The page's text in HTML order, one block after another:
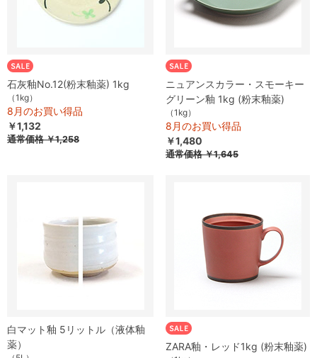
石灰釉No.12(粉末釉薬) 1kg
（1kg）
8月のお買い得品
￥1,132
通常価格￥1,258
ニュアンスカラー・スモーキー
グリーン釉 1kg (粉末釉薬)
（1kg）
8月のお買い得品
￥1,480
通常価格￥1,645
白マット釉 5リットル（液体釉
薬）
ZARA釉・レッド1kg (粉末釉薬)